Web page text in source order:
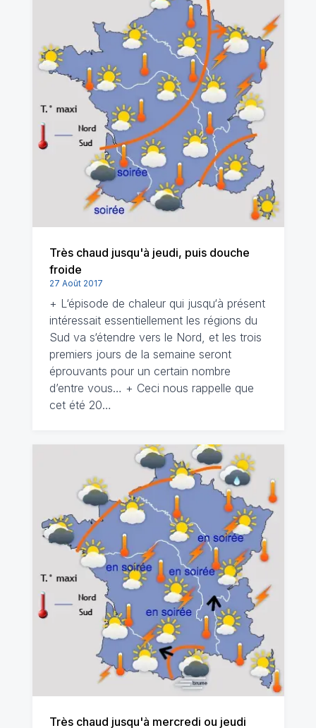
Très chaud jusqu'à jeudi, puis douche
froide
27 Août 2017
+ L‘épisode de chaleur qui jusqu‘à présent
intéressait essentiellement les régions du
Sud va s‘étendre vers le Nord, et les trois
premiers jours de la semaine seront
éprouvants pour un certain nombre
d’entre vous… + Ceci nous rappelle que
cet été 20…
Très chaud jusqu'à mercredi ou jeudi